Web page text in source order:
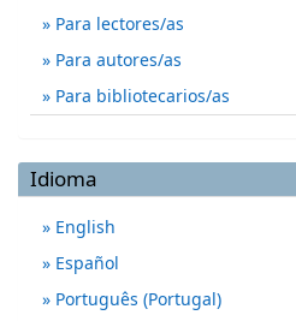
Para lectores/as
Para autores/as
Para bibliotecarios/as
Idioma
English
Español
Português (Portugal)